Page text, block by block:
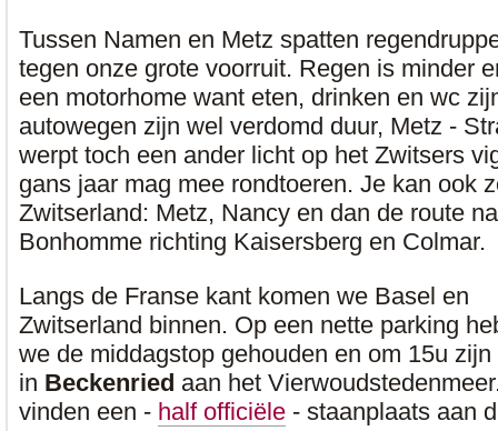
Tussen Namen en Metz spatten
tegen onze grote voorruit. Regen is minder
een motorhome want eten, drinken en wc
autowegen zijn wel verdomd duur, Metz -
werpt toch een ander licht op het Zwitsers
gans jaar mag mee rondtoeren. Je kan ook
Zwitserland: Metz, Nancy en dan de route
Bonhomme richting Kaisersberg en Colmar.
Langs de Franse kant komen we Basel en
Zwitserland binnen. Op een nette parking
we de middagstop gehouden en om 15u zijn
in Beckenried aan het
vinden een - half officiële - staanplaats aan